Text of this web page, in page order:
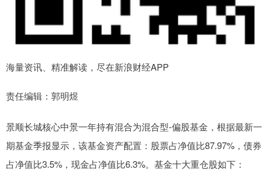
海量资讯、精准解读，尽在新浪财经APP
责任编辑：郭明煜
景顺长城核心中景一年持有混合为混合型-偏股基金，根据最新一
期基金季报显示，该基金资产配置：股票占净值比87.97%，债券
占净值比3.5%，现金占净值比6.3%。基金十大重仓股如下：